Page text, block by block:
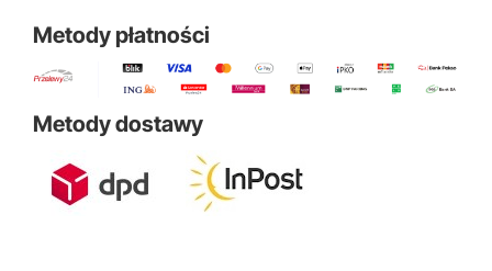
Metody płatności
Metody dostawy